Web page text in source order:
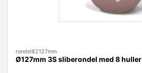
rondel82127mm
Ø127mm 3S sliberondel med 8 huller